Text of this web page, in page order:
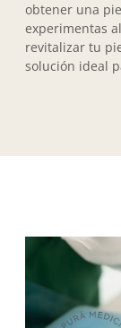
obtener una
experimentas
revitalizar tu
solución ideal